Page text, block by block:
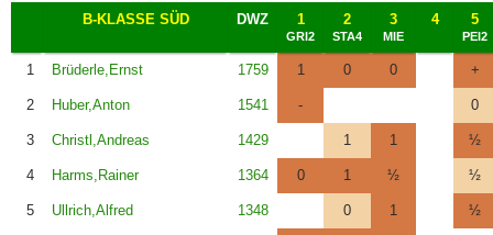
B-KLASSE SÜD DWZ 1
GRI2
2
STA4
3
MIE
4 5
PEI2
1 Brüderle,Ernst 1759 1 0 0 +
2 Huber,Anton 1541 - 0
3 Christl,Andreas 1429 1 1 ½
4 Harms,Rainer 1364 0 1 ½ ½
5 Ullrich,Alfred 1348 0 1 ½